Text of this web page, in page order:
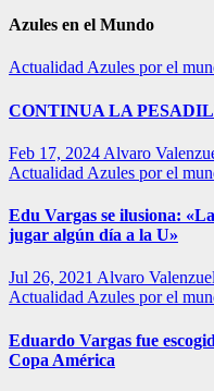
Azules en el Mundo
Actualidad Azules por el
CONTINUA LA
Feb 17, 2024 Alvaro
Actualidad Azules por el
Edu Vargas se ilusiona:
jugar algún día a la U»
Jul 26, 2021 Alvaro
Actualidad Azules por el
Eduardo Vargas fue
Copa América